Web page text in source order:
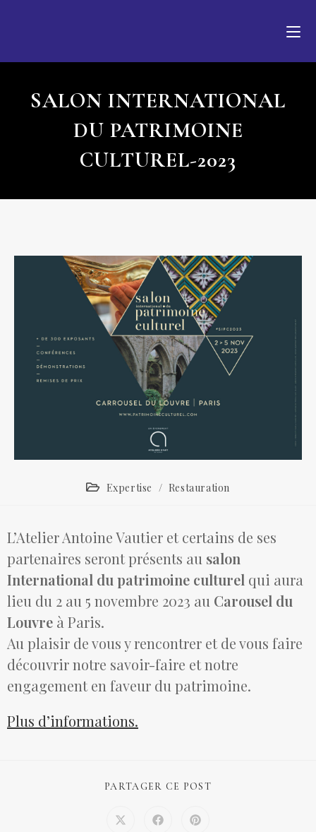
SALON INTERNATIONAL
DU PATRIMOINE
CULTUREL-2023
Expertise / Restauration
L’Atelier Antoine Vautier et certains de ses
partenaires seront présents au salon
International du patrimoine culturel qui aura
lieu du 2 au 5 novembre 2023 au Carousel du
Louvre à Paris.
Au plaisir de vous y rencontrer et de vous faire
découvrir notre savoir-faire et notre
engagement en faveur du patrimoine.
Plus d’informations.
PARTAGER CE POST